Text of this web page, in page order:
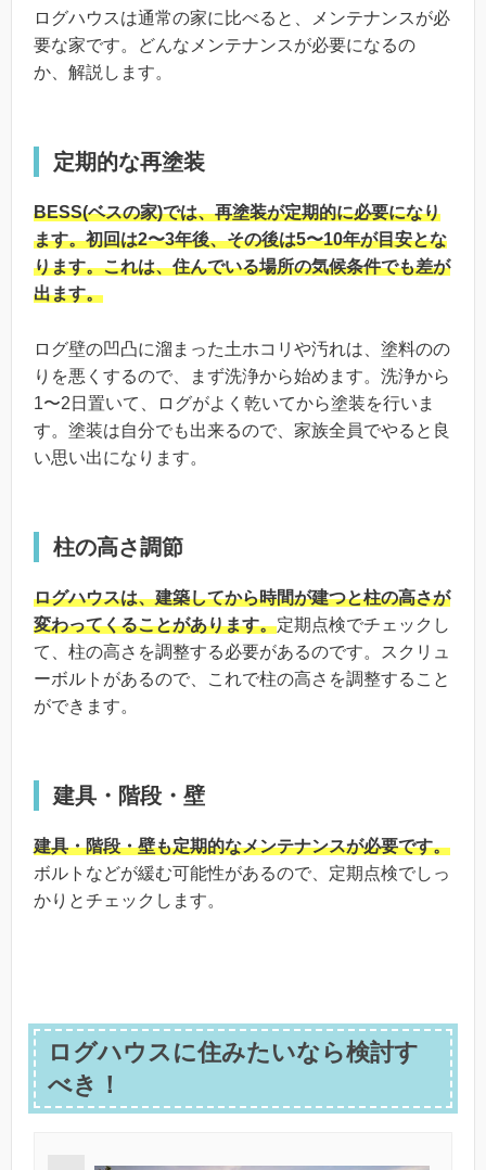
ログハウスは通常の家に比べると、メンテナンスが必
要な家です。どんなメンテナンスが必要になるの
か、解説します。
定期的な再塗装
BESS(ベスの家)では、再塗装が定期的に必要になり
ます。初回は2〜3年後、その後は5〜10年が目安とな
ります。これは、住んでいる場所の気候条件でも差が
出ます。
ログ壁の凹凸に溜まった土ホコリや汚れは、塗料のの
りを悪くするので、まず洗浄から始めます。洗浄から
1〜2日置いて、ログがよく乾いてから塗装を行いま
す。塗装は自分でも出来るので、家族全員でやると良
い思い出になります。
柱の高さ調節
ログハウスは、建築してから時間が建つと柱の高さが
変わってくることがあります。定期点検でチェックし
て、柱の高さを調整する必要があるのです。スクリュ
ーボルトがあるので、これで柱の高さを調整すること
ができます。
建具・階段・壁
建具・階段・壁も定期的なメンテナンスが必要です。
ボルトなどが緩む可能性があるので、定期点検でしっ
かりとチェックします。
ログハウスに住みたいなら検討す
べき！